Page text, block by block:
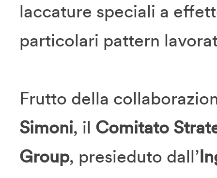
laccature speciali a
particolari pattern
Frutto della
Simoni, il Comitato
Group, presieduto dall’